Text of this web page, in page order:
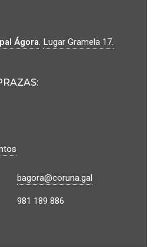
Ágora. Lugar Gramela 17.
:
bagora@coruna.gal
981 189 886